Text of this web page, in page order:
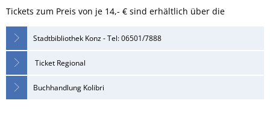
Tickets zum Preis von je 14,- € sind erhältlich über die
Stadtbibliothek Konz - Tel: 06501/7888
Ticket Regional
Buchhandlung Kolibri